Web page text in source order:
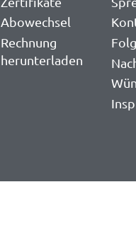
Abowechsel
Rechnung
herunterladen